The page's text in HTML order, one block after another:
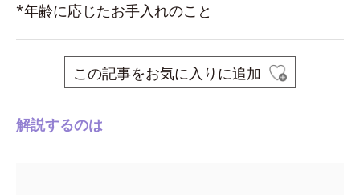
*年齢に応じたお手入れのこと
この記事をお気に入りに追加
解説するのは